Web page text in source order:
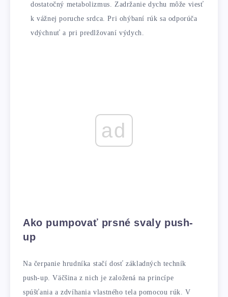
dostatočný metabolizmus. Zadržanie dychu môže viesť
k vážnej poruche srdca. Pri ohýbaní rúk sa odporúča
vdýchnuť a pri predlžovaní výdych.
ad
Ako pumpovať prsné svaly push-
up
Na čerpanie hrudníka stačí dosť základných techník
push-up. Väčšina z nich je založená na princípe
spúšťania a zdvíhania vlastného tela pomocou rúk. V